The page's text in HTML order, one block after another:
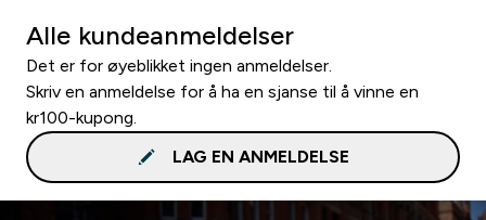
Alle kundeanmeldelser
Det er for øyeblikket ingen anmeldelser.
Skriv en anmeldelse for å ha en sjanse til å vinne en
kr100-kupong.
LAG EN ANMELDELSE